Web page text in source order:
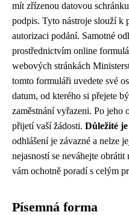
mít zřízenou datovou
podpis. Tyto nástroje slouží k
autorizaci podání. Samotné
prostřednictvím online
webových stránkách
tomto formuláři uvedete své
datum, od kterého si přejete
zaměstnání vyřazeni. Po jeho
přijetí vaší žádosti. Důležité
odhlášení je závazné a nelze
nejasností se neváhejte
vám ochotně poradí s celým
Písemná forma